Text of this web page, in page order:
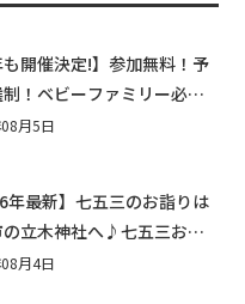
も開催決定!】参加無料！予
！ベビーファミリー必見
料☆10/29(木)30(金)ママ
月5日
年最新】七五三のお詣りは
立木神社へ♪七五三お祝
ご紹介！
月4日